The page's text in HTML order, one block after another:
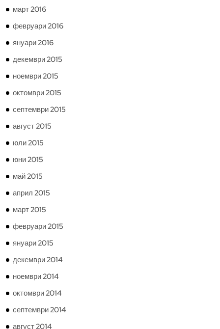
март 2016
февруари 2016
януари 2016
декември 2015
ноември 2015
октомври 2015
септември 2015
август 2015
юли 2015
юни 2015
май 2015
април 2015
март 2015
февруари 2015
януари 2015
декември 2014
ноември 2014
октомври 2014
септември 2014
август 2014